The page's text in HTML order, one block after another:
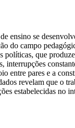
ensino se
do campo
políticas, que
entre pares e a
revelam que o
estabelecidas no